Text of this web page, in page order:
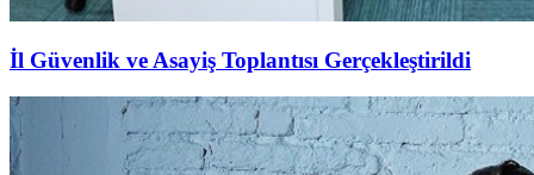
İl Güvenlik ve Asayiş Toplantısı Gerçekleştirildi